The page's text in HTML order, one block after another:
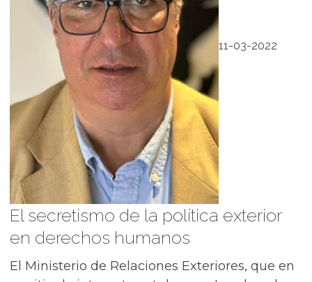
11-03-2022
El secretismo de la política exterior
en derechos humanos
El Ministerio de Relaciones Exteriores, que en